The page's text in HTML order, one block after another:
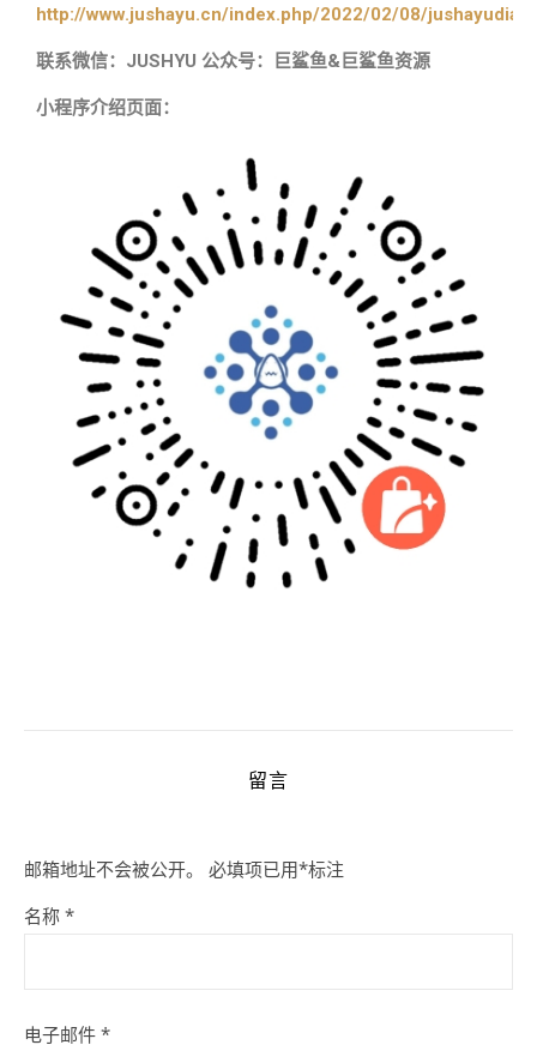
http://www.jushayu.cn/index.php/2022/02/08/
联系微信：JUSHYU 公众号：巨鲨鱼&巨鲨鱼资源
小程序介绍页面：
留言
邮箱地址不会被公开。 必填项已用*标注
名称 *
电子邮件 *